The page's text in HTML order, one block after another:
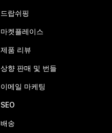
드랍쉬핑
마켓플레이스
제품 리뷰
상향 판매 및 번들
이메일 마케팅
SEO
배송